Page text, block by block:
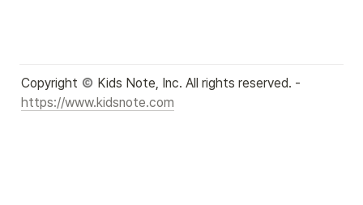
Copyright
https://www.kidsnote.com